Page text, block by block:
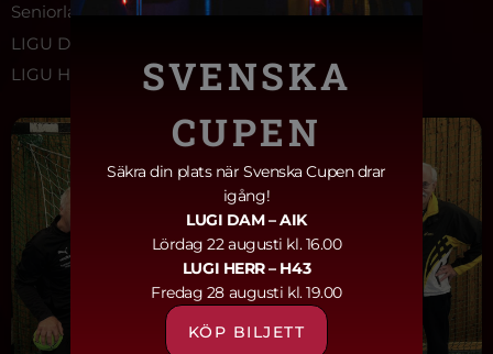
Seniorlag med fokus på bredd och glädje.
LIGU Dam ⭢
LIGU Herr ⭢
SVENSKA
CUPEN
Säkra din plats när Svenska Cupen drar
igång!
LUGI DAM– AIK
Lördag 22 augusti kl. 16.00
LUGI HERR– H43
Fredag 28 augusti kl. 19.00
KÖP BILJETT